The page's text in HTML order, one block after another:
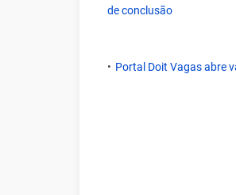
de conclusão
Portal Doit Vagas abre